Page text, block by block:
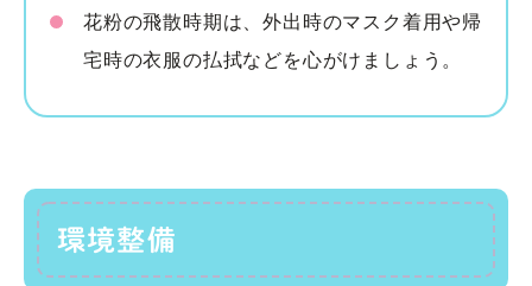
花粉の飛散時期は、外出時のマスク着用や帰
宅時の衣服の払拭などを心がけましょう。
環境整備